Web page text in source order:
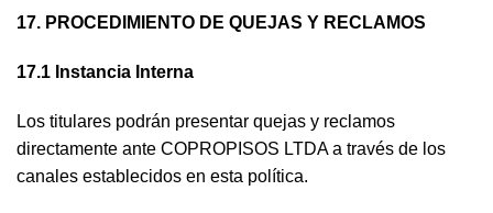
17. PROCEDIMIENTO DE QUEJAS Y RECLAMOS
17.1 Instancia Interna
Los titulares podrán presentar quejas y reclamos
directamente ante COPROPISOS LTDA a través de los
canales establecidos en esta política.